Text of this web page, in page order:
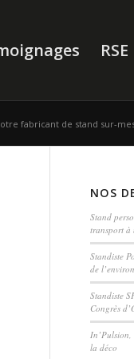
RSE
fabricant de stand sur-
NOS
Stand
transport à
Standiste
de
Standiste
Congrès
In’Pulsion,
la déco